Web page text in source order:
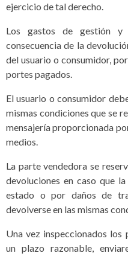
ejercicio de tal derecho.
Los gastos de gestión y
consecuencia de la
del usuario o consumidor,
portes pagados.
El usuario o consumidor
mismas condiciones que se
mensajería proporcionada
medios.
La parte vendedora se
devoluciones en caso que
estado o por daños de
devolverse en las mismas
Una vez inspeccionados
un plazo razonable,